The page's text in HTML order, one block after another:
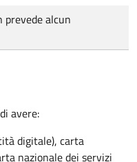
prevede alcun
avere:
digitale), carta
nazionale dei servizi